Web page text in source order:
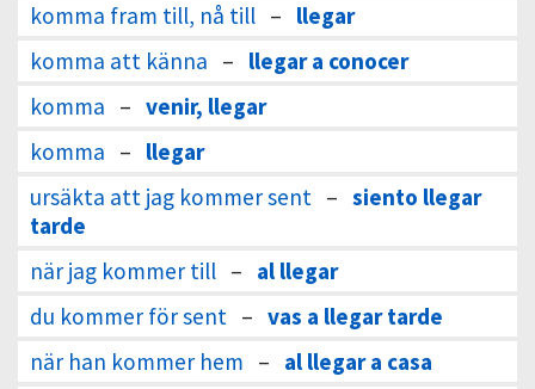
komma fram till, nå till – llegar
komma att känna – llegar a conocer
komma – venir, llegar
komma – llegar
ursäkta att jag kommer sent – siento llegar
tarde
när jag kommer till – al llegar
du kommer för sent – vas a llegar tarde
när han kommer hem – al llegar a casa